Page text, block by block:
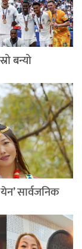
बन्यो
सार्वजनिक